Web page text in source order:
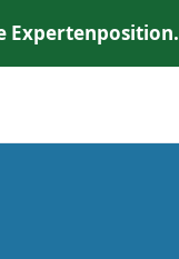
Expertenposition.